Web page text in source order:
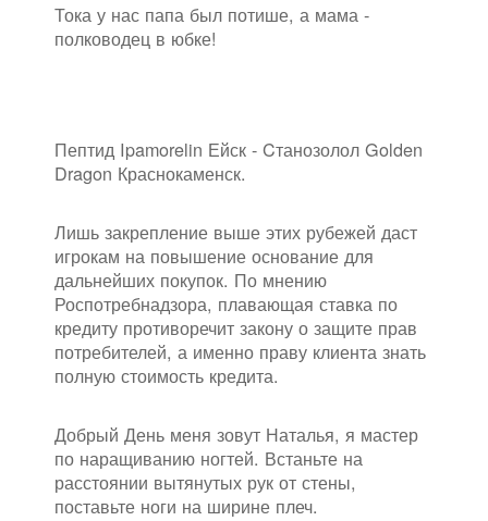
Тока у нас папа был потише, а мама -
полководец в юбке!
Пептид Ipamorelin Ейск - Cтанозолол Golden
Dragon Краснокаменск.
Лишь закрепление выше этих рубежей даст
игрокам на повышение основание для
дальнейших покупок. По мнению
Роспотребнадзора, плавающая ставка по
кредиту противоречит закону о защите прав
потребителей, а именно праву клиента знать
полную стоимость кредита.
Добрый День меня зовут Наталья, я мастер
по наращиванию ногтей. Встаньте на
расстоянии вытянутых рук от стены,
поставьте ноги на ширине плеч.